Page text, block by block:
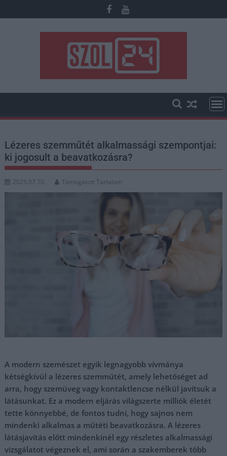
to
Lézeres szemműtét alkalmassági szempontjai:
ki jogosult a beavatkozásra?
2025.07.10. Támogatott Tartalom
A modern szemészet egyik legnagyobb vívmánya
kétségkívül a lézeres szemműtét, amely lehetőséget ad
arra, hogy szemüveg vagy kontaktlencse nélkül javítsuk a
látásunkat. Ez a modern eljárás világszerte milliók életét
tette könnyebbé, de fontos tudni, hogy sajnos nem
mindenki alkalmas a műtéti beavatkozásra. A lézeres
látásjavítás előtt mindenkinél egy részletes alkalmassági
vizsgálatot végeznek el, ami során a szakemberek több